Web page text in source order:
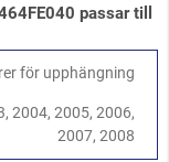
passar till
för upphängning
2004, 2005, 2006,
2007, 2008